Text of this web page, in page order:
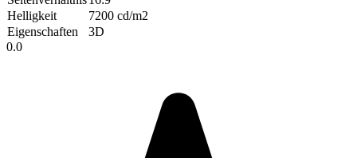
Helligkeit
7200 cd/m2
Eigenschaften
3D
0.0